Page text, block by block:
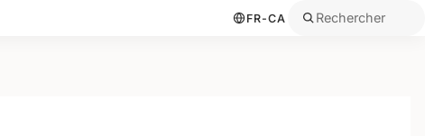
FR-CA Rechercher